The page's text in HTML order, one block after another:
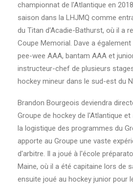
championnat de l'Atlantique en
saison dans la LHJMQ comme
du Titan d'Acadie-Bathurst, où il a
Coupe Memorial. Dave a
pee-wee AAA, bantam AAA et
instructeur-chef de plusieurs
hockey mineur dans le sud-est du
Brandon Bourgeois deviendra
Groupe de hockey de l'Atlantique
la logistique des programmes du
apporte au Groupe une vaste
d'arbitre. Il a joué à l'école
Maine, où il a été capitaine lors de
ensuite joué au hockey junior pour